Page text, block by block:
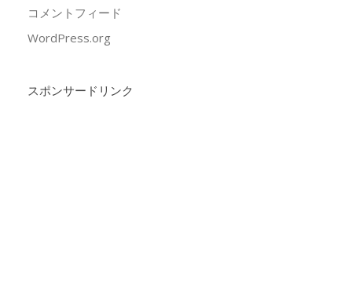
コメントフィード
WordPress.org
スポンサードリンク